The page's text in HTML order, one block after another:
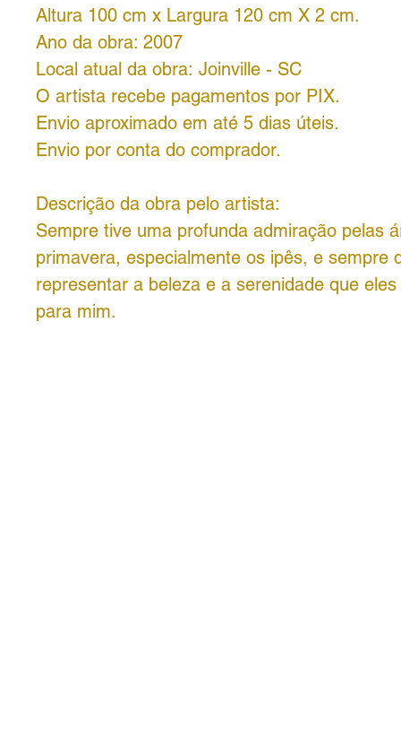
Altura 100 cm x Largura 120 cm X 2 cm.
Ano da obra: 2007
Local atual da obra: Joinville - SC
O artista recebe pagamentos por PIX.
Envio aproximado em até 5 dias úteis.
Envio por conta do comprador.
Descrição da obra pelo artista:
Sempre tive uma profunda admiração pelas
primavera, especialmente os ipês, e sempre
representar a beleza e a serenidade que
para mim.